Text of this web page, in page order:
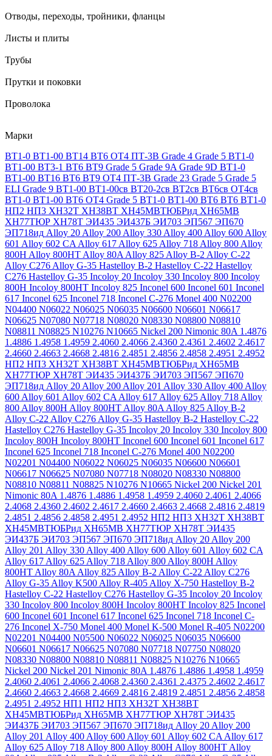
Отводы, переходы, тройники, фланцы
Листы и плиты
Трубы
Прутки и поковки
Проволока
Марки
ВТ1-0 ВТ1-00 ВТ14 ВТ6 ОТ4 ПТ-3В Grade 4 Grade 5 ВТ1-0
ВТ1-00 ВТ3-1 ВТ6 ВТ9 Grade 5 Grade 9A Grade 9D ВТ1-0
ВТ1-00 ВТ16 ВТ6 ВТ9 ОТ4 ПТ-3В Grade 23 Grade 5 Grade 5
ELI Grade 9 ВТ1-00 ВТ1-00св ВТ20-2св ВТ2св ВТ6св ОТ4св
ВТ1-0 ВТ1-00 ВТ6 ОТ4 Grade 5 ВТ1-0 ВТ1-00 ВТ6 ВТ6 ВТ1-0
НП2 НП3 ХН32Т ХН38ВТ ХН45МВТЮБРид ХН65МВ
ХН77ТЮР ХН78Т ЭИ435 ЭИ437Б ЭИ703 ЭП567 ЭП670
ЭП718ид Alloy 20 Alloy 200 Alloy 330 Alloy 400 Alloy 600 Alloy
601 Alloy 602 CA Alloy 617 Alloy 625 Alloy 718 Alloy 800 Alloy
800H Alloy 800HT Alloy 80A Alloy 825 Alloy B-2 Alloy C-22
Alloy C276 Alloy G-35 Hastelloy B-2 Hastelloy C-22 Hastelloy
C276 Hastelloy G-35 Incoloy 20 Incoloy 330 Incoloy 800 Incoloy
800H Incoloy 800HT Incoloy 825 Inconel 600 Inconel 601 Inconel
617 Inconel 625 Inconel 718 Inconel C-276 Monel 400 N02200
N04400 N06022 N06025 N06035 N06600 N06601 N06617
N06625 N07080 N07718 N08020 N08330 N08800 N08810
N08811 N08825 N10276 N10665 Nickel 200 Nimonic 80A 1.4876
1.4886 1.4958 1.4959 2.4060 2.4066 2.4360 2.4361 2.4602 2.4617
2.4660 2.4663 2.4668 2.4816 2.4851 2.4856 2.4858 2.4951 2.4952
НП2 НП3 ХН32Т ХН38ВТ ХН45МВТЮБРид ХН65МВ
ХН77ТЮР ХН78Т ЭИ435 ЭИ437Б ЭИ703 ЭП567 ЭП670
ЭП718ид Alloy 20 Alloy 200 Alloy 201 Alloy 330 Alloy 400 Alloy
600 Alloy 601 Alloy 602 CA Alloy 617 Alloy 625 Alloy 718 Alloy
800 Alloy 800H Alloy 800HT Alloy 80A Alloy 825 Alloy B-2
Alloy C-22 Alloy C276 Alloy G-35 Hastelloy B-2 Hastelloy C-22
Hastelloy C276 Hastelloy G-35 Incoloy 20 Incoloy 330 Incoloy 800
Incoloy 800H Incoloy 800HT Inconel 600 Inconel 601 Inconel 617
Inconel 625 Inconel 718 Inconel C-276 Monel 400 N02200
N02201 N04400 N06022 N06025 N06035 N06600 N06601
N06617 N06625 N07080 N07718 N08020 N08330 N08800
N08810 N08811 N08825 N10276 N10665 Nickel 200 Nickel 201
Nimonic 80A 1.4876 1.4886 1.4958 1.4959 2.4060 2.4061 2.4066
2.4068 2.4360 2.4602 2.4617 2.4660 2.4663 2.4668 2.4816 2.4819
2.4851 2.4856 2.4858 2.4951 2.4952 НП2 НП3 ХН32Т ХН38ВТ
ХН45МВТЮБРид ХН65МВ ХН77ТЮР ХН78Т ЭИ435
ЭИ437Б ЭИ703 ЭП567 ЭП670 ЭП718ид Alloy 20 Alloy 200
Alloy 201 Alloy 330 Alloy 400 Alloy 600 Alloy 601 Alloy 602 CA
Alloy 617 Alloy 625 Alloy 718 Alloy 800 Alloy 800H Alloy
800HT Alloy 80A Alloy 825 Alloy B-2 Alloy C-22 Alloy C276
Alloy G-35 Alloy K500 Alloy R-405 Alloy X-750 Hastelloy B-2
Hastelloy C-22 Hastelloy C276 Hastelloy G-35 Incoloy 20 Incoloy
330 Incoloy 800 Incoloy 800H Incoloy 800HT Incoloy 825 Inconel
600 Inconel 601 Inconel 617 Inconel 625 Inconel 718 Inconel C-
276 Inconel X-750 Monel 400 Monel K-500 Monel R-405 N02200
N02201 N04400 N05500 N06022 N06025 N06035 N06600
N06601 N06617 N06625 N07080 N07718 N07750 N08020
N08330 N08800 N08810 N08811 N08825 N10276 N10665
Nickel 200 Nickel 201 Nimonic 80A 1.4876 1.4886 1.4958 1.4959
2.4060 2.4061 2.4066 2.4068 2.4360 2.4361 2.4375 2.4602 2.4617
2.4660 2.4663 2.4668 2.4669 2.4816 2.4819 2.4851 2.4856 2.4858
2.4951 2.4952 НП1 НП2 НП3 ХН32Т ХН38ВТ
ХН45МВТЮБРид ХН65МВ ХН77ТЮР ХН78Т ЭИ435
ЭИ437Б ЭИ703 ЭП567 ЭП670 ЭП718ид Alloy 20 Alloy 200
Alloy 201 Alloy 400 Alloy 600 Alloy 601 Alloy 602 CA Alloy 617
Alloy 625 Alloy 718 Alloy 800 Alloy 800H Alloy 800HT Alloy